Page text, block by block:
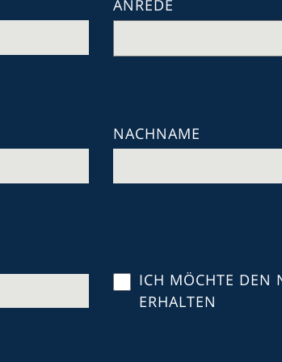
ANREDE
NACHNAME
ICH MÖCHTE DEN
ERHALTEN